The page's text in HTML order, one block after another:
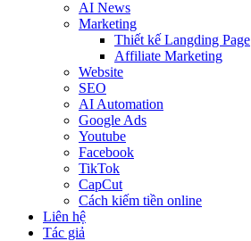
AI News
Marketing
Thiết kế Langding Page
Affiliate Marketing
Website
SEO
AI Automation
Google Ads
Youtube
Facebook
TikTok
CapCut
Cách kiếm tiền online
Liên hệ
Tác giả